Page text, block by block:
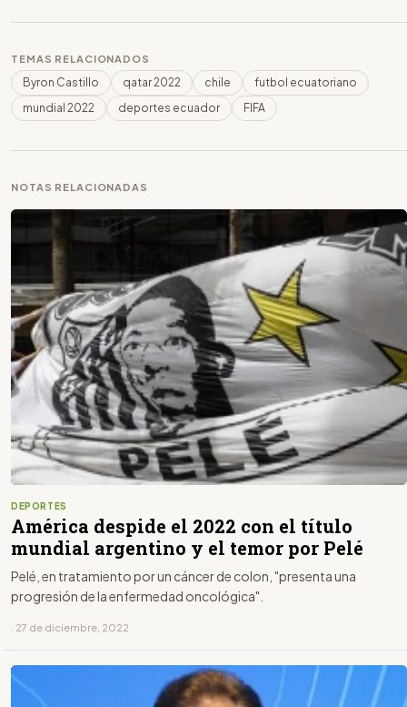
TEMAS RELACIONADOS
Byron Castillo qatar 2022 chile
futbol ecuatoriano
mundial 2022
deportes ecuador FIFA
NOTAS RELACIONADAS
DEPORTES
América despide el 2022 con el título
mundial argentino y el temor por Pelé
Pelé, en tratamiento por un cáncer de colon, "presenta una
progresión de la enfermedad oncológica".
· 27 de diciembre, 2022